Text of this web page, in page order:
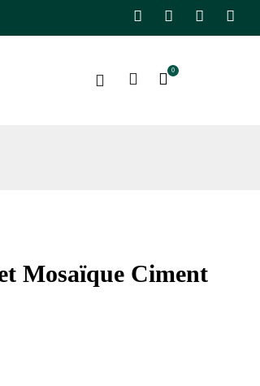
FacebookPinterest
0
Mosaïque Ciment